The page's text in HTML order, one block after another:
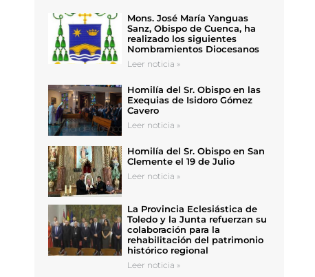
Mons. José María Yanguas
Sanz, Obispo de Cuenca, ha
realizado los siguientes
Nombramientos Diocesanos
Leer noticia »
Homilía del Sr. Obispo en las
Exequias de Isidoro Gómez
Cavero
Leer noticia »
Homilía del Sr. Obispo en San
Clemente el 19 de Julio
Leer noticia »
La Provincia Eclesiástica de
Toledo y la Junta refuerzan su
colaboración para la
rehabilitación del patrimonio
histórico regional
Leer noticia »